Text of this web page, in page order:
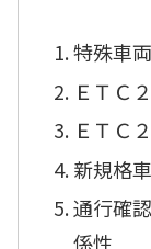
特殊車
ＥＴＣ
ＥＴＣ
新規格
通行確
係性